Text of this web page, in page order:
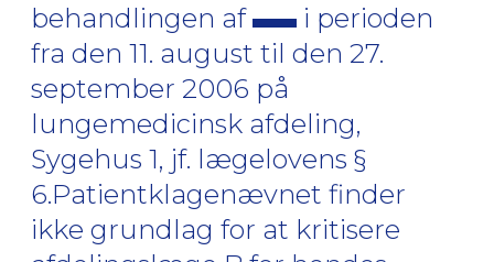
behandlingen af
i perioden
fra den 11. august til den 27.
september 2006 på
lungemedicinsk afdeling,
Sygehus 1, jf. lægelovens §
6.Patientklagenævnet finder
ikke grundlag for at kritisere